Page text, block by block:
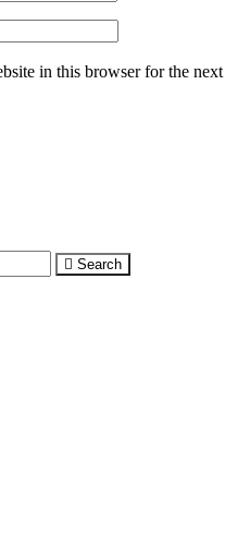
in this browser for the next
Search